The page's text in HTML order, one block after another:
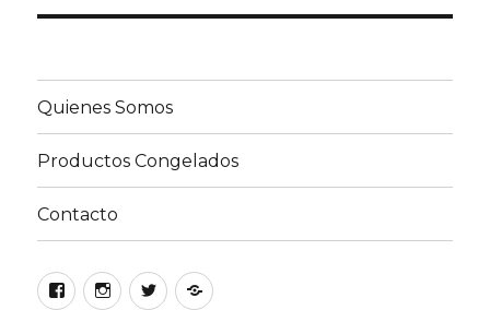
Quienes Somos
Productos Congelados
Contacto
FacebookInstagram
TwitterGoogle